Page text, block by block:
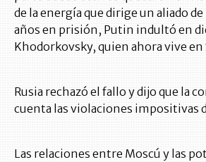
de la energía que dirige un aliado de
años en prisión, Putin indultó en
Khodorkovsky, quien ahora vive en
Rusia rechazó el fallo y dijo que la
cuenta las violaciones impositivas
Las relaciones entre Moscú y las